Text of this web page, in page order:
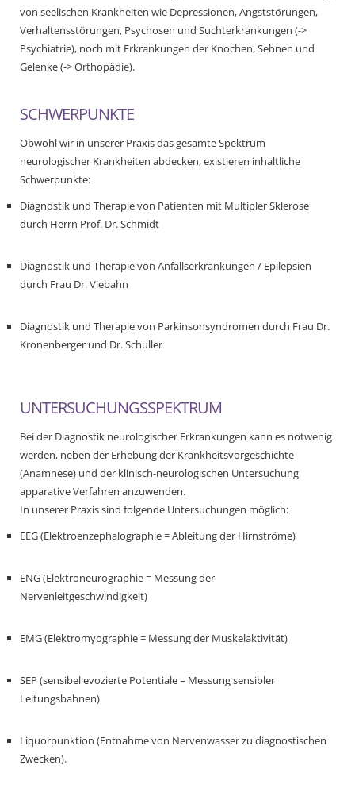
von seelischen Krankheiten wie Depressionen, Angststörungen,
Verhaltensstörungen, Psychosen und Suchterkrankungen (->
Psychiatrie), noch mit Erkrankungen der Knochen, Sehnen und
Gelenke (-> Orthopädie).
SCHWERPUNKTE
Obwohl wir in unserer Praxis das gesamte Spektrum
neurologischer Krankheiten abdecken, existieren inhaltliche
Schwerpunkte:
Diagnostik und Therapie von Patienten mit Multipler Sklerose
durch Herrn Prof. Dr. Schmidt
Diagnostik und Therapie von Anfallserkrankungen / Epilepsien
durch Frau Dr. Viebahn
Diagnostik und Therapie von Parkinsonsyndromen durch Frau Dr.
Kronenberger und Dr. Schuller
UNTERSUCHUNGSSPEKTRUM
Bei der Diagnostik neurologischer Erkrankungen kann es notwenig
werden, neben der Erhebung der Krankheitsvorgeschichte
(Anamnese) und der klinisch-neurologischen Untersuchung
apparative Verfahren anzuwenden.
In unserer Praxis sind folgende Untersuchungen möglich:
EEG (Elektroenzephalographie = Ableitung der Hirnströme)
ENG (Elektroneurographie = Messung der
Nervenleitgeschwindigkeit)
EMG (Elektromyographie = Messung der Muskelaktivität)
SEP (sensibel evozierte Potentiale = Messung sensibler
Leitungsbahnen)
Liquorpunktion (Entnahme von Nervenwasser zu diagnostischen
Zwecken).